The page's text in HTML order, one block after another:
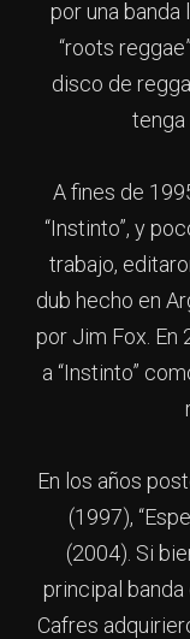
por una banda
“roots
disco de
tenga
A fines de
“Instinto”, y
trabajo,
dub hecho en
por Jim Fox. En
a “Instinto”
En los años
(1997),
(2004). Si
principal banda
Cafres